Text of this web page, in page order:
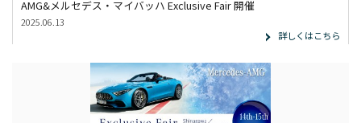
AMG&メルセデス・マイバッハ Exclusive Fair 開催
2025.06.13
詳しくはこちら